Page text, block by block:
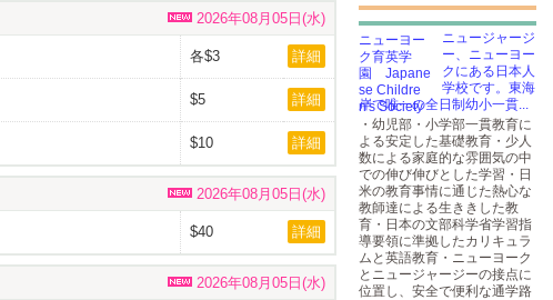
2026年08月05日(水)
各$3 詳細
$5 詳細
$10 詳細
2026年08月05日(水)
$40 詳細
2026年08月05日(水)
ニュージャージ
ー、ニューヨー
クにある日本人
学校です。東海
岸で唯一の全日制幼小一貫...
・幼児部・小学部一貫教育に
よる安定した基礎教育・少人
数による家庭的な雰囲気の中
での伸び伸びとした学習・日
米の教育事情に通じた熱心な
教師達による生ききした教
育・日本の文部科学省学習指
導要領に準拠したカリキュラ
ムと英語教育・ニューヨーク
とニュージャージーの接点に
位置し、安全で便利な通学路